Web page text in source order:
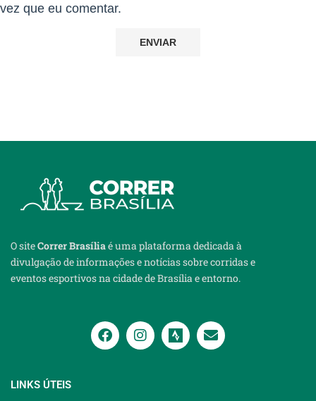
vez que eu comentar.
O siteCorrer Brasíliaé uma plataforma dedicada à
divulgação de informações e notícias sobre corridas e
eventos esportivos na cidade de Brasília e entorno.
LINKS ÚTEIS